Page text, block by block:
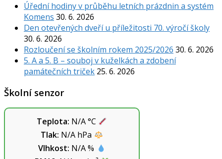
Úřední hodiny v průběhu letních prázdnin a systém
Komens 30. 6. 2026
Den otevřených dveří u příležitosti 70. výročí školy
30. 6. 2026
Rozloučení se školním rokem 2025/2026 30. 6. 2026
5. A a 5. B – souboj v kuželkách a zdobení
památečních triček 25. 6. 2026
Školní senzor
Teplota: N/A°C
Tlak: N/A hPa
Vlhkost: N/A%